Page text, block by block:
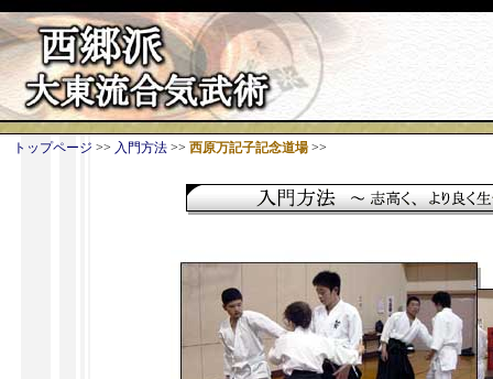
トップページ >> 入門方法 >> 西原万記子記念道場 >>